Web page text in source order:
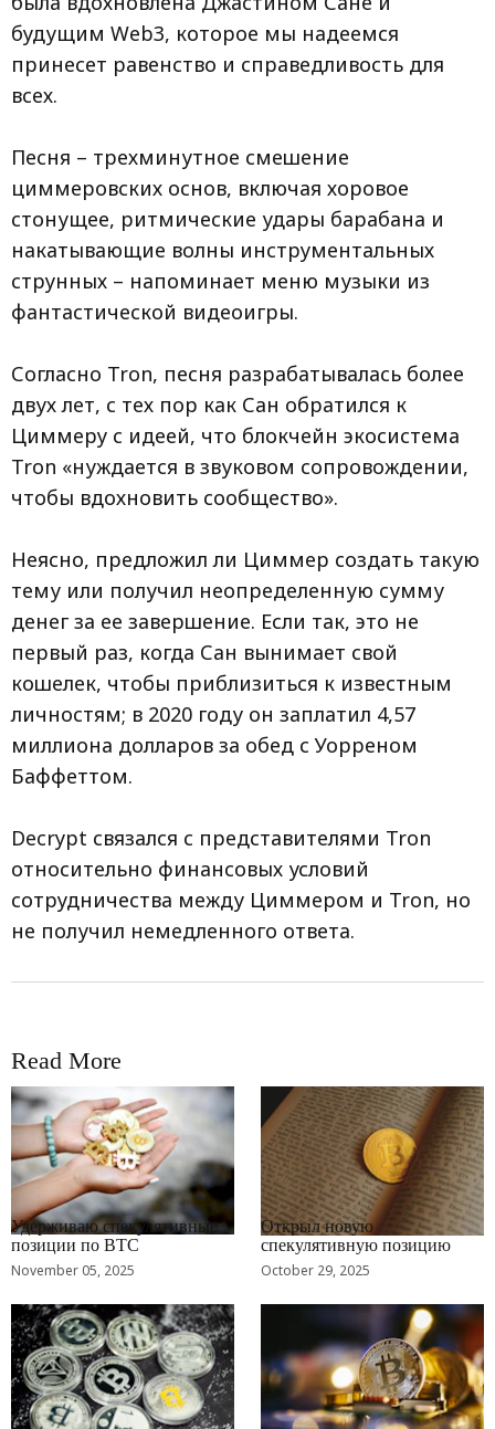
будущим Web3, которое мы надеемся
принесет равенство и справедливость для
всех.
Песня – трехминутное смешение
циммеровских основ, включая хоровое
стонущее, ритмические удары барабана и
накатывающие волны инструментальных
струнных – напоминает меню музыки из
фантастической видеоигры.
Согласно Tron, песня разрабатывалась более
двух лет, с тех пор как Сан обратился к
Циммеру с идеей, что блокчейн экосистема
Tron «нуждается в звуковом сопровождении,
чтобы вдохновить сообщество».
Неясно, предложил ли Циммер создать такую
тему или получил неопределенную сумму
денег за ее завершение. Если так, это не
первый раз, когда Сан вынимает свой
кошелек, чтобы приблизиться к известным
личностям; в 2020 году он заплатил 4,57
миллиона долларов за обед с Уорреном
Баффеттом.
Decrypt связался с представителями Tron
относительно финансовых условий
сотрудничества между Циммером и Tron, но
не получил немедленного ответа.
Read More
RRCNEWS_RU
Удерживаю спекулятивные
позиции по BTC
November 05, 2025
RRCNEWS_RU
Открыл новую
спекулятивную позицию
October 29, 2025
RRCNEWS_RU RRCNEWS_RU